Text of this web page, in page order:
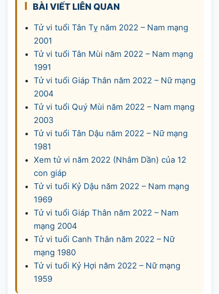
BÀI VIẾT LIÊN QUAN
Tử vi tuổi Tân Tỵ năm 2022 – Nam mạng
2001
Tử vi tuổi Tân Mùi năm 2022 – Nam mạng
1991
Tử vi tuổi Giáp Thân năm 2022 – Nữ mạng
2004
Tử vi tuổi Quý Mùi năm 2022 – Nam mạng
2003
Tử vi tuổi Tân Dậu năm 2022 – Nữ mạng
1981
Xem tử vi năm 2022 (Nhâm Dần) của 12
con giáp
Tử vi tuổi Kỷ Dậu năm 2022 – Nam mạng
1969
Tử vi tuổi Giáp Thân năm 2022 – Nam
mạng 2004
Tử vi tuổi Canh Thân năm 2022 – Nữ
mạng 1980
Tử vi tuổi Kỷ Hợi năm 2022 – Nữ mạng
1959